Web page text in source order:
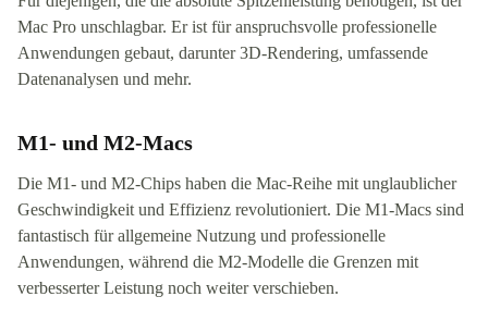
Mac Pro unschlagbar. Er ist für anspruchsvolle professionelle
Anwendungen gebaut, darunter 3D-Rendering, umfassende
Datenanalysen und mehr.
M1- und M2-Macs
Die M1- und M2-Chips haben die Mac-Reihe mit unglaublicher
Geschwindigkeit und Effizienz revolutioniert. Die M1-Macs sind
fantastisch für allgemeine Nutzung und professionelle
Anwendungen, während die M2-Modelle die Grenzen mit
verbesserter Leistung noch weiter verschieben.